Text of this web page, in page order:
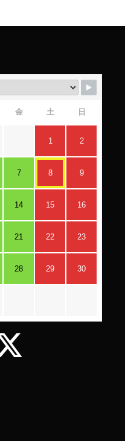
金 土 日
1 2
7 8 9
14 15 16
21 22 23
28 29 30